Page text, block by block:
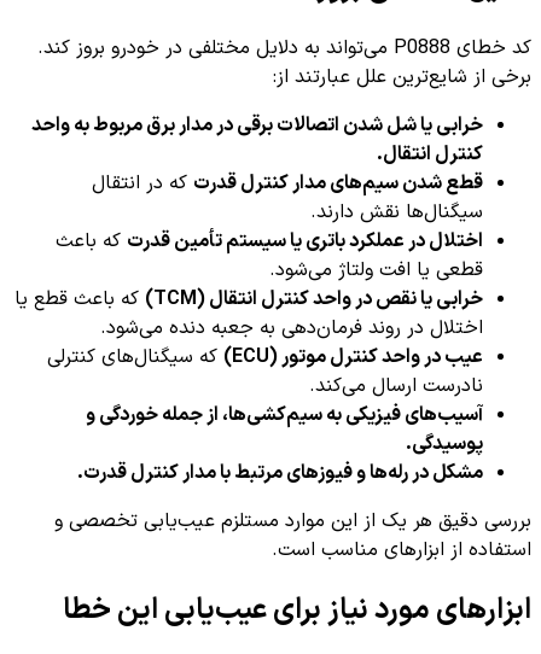
کد خطای P0888 می‌تواند به دلایل مختلفی در خودرو بروز کند.
برخی از شایع‌ترین علل عبارتند از:
خرابی یا شل شدن اتصالات برقی در مدار برق مربوط به واحد
کنترل انتقال.
قطع شدن سیم‌های مدار کنترل قدرت که در انتقال
سیگنال‌ها نقش دارند.
اختلال در عملکرد باتری یا سیستم تأمین قدرت که باعث
قطعی یا افت ولتاژ می‌شود.
خرابی یا نقص در واحد کنترل انتقال (TCM)
که باعث قطع یا
اختلال در روند فرمان‌دهی به جعبه دنده می‌شود.
عیب در واحد کنترل موتور (ECU)
که سیگنال‌های کنترلی
نادرست ارسال می‌کند.
آسیب‌های فیزیکی به سیم‌کشی‌ها، از جمله خوردگی و
پوسیدگی.
مشکل در رله‌ها و فیوزهای مرتبط با مدار کنترل قدرت.
بررسی دقیق هر یک از این موارد مستلزم عیب‌یابی تخصصی و
استفاده از ابزارهای مناسب است.
ابزارهای مورد نیاز برای عیب‌یابی این خطا